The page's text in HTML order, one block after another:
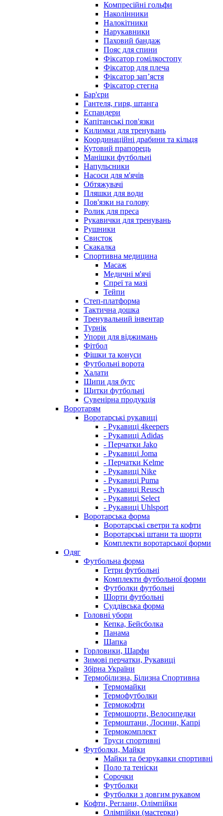
Компресійні гольфи
Наколінники
Налокітники
Нарукавники
Паховий бандаж
Пояс для спини
Фіксатор гомілкостопу
Фіксатор для плеча
Фіксатор запʼястя
Фіксатор стегна
Бар'єри
Гантеля, гиря, штанга
Еспандери
Капітанські пов'язки
Килимки для тренувань
Координаційні драбини та кільця
Кутовий прапорець
Манішки футбольні
Напульсники
Насоси для м'ячів
Обтяжувачі
Пляшки для води
Пов'язки на голову
Ролик для преса
Рукавички для тренувань
Рушники
Свисток
Скакалка
Спортивна медицина
Масаж
Медичні м'ячі
Спреї та мазі
Тейпи
Степ-платформа
Тактична дошка
Тренувальний інвентар
Турнік
Упори для віджимань
Фітбол
Фішки та конуси
Футбольні ворота
Халати
Шипи для бутс
Щитки футбольні
Сувенірна продукція
Воротарям
Воротарські рукавиці
- Рукавиці 4keepers
- Рукавиці Adidas
- Перчатки Jako
- Рукавиці Joma
- Перчатки Kelme
- Рукавиці Nike
- Рукавиці Puma
- Рукавиці Reusch
- Рукавиці Select
- Рукавиці Uhlsport
Воротарська форма
Воротарські светри та кофти
Воротарські штани та шорти
Комплекти воротарської форми
Одяг
Футбольна форма
Гетри футбольні
Комплекти футбольної форми
Футболки футбольні
Шорти футбольні
Суддівська форма
Головні убори
Кепка, Бейсболка
Панама
Шапка
Горловики, Шарфи
Зимові перчатки, Рукавиці
Збірна України
Термобілизна, Білизна Спортивна
Термомайки
Термофутболки
Термокофти
Термошорти, Велосипедки
Термоштани, Лосини, Капрі
Термокомплект
Труси спортивні
Футболки, Майки
Майки та безрукавки спортивні
Поло та теніски
Сорочки
Футболки
Футболки з довгим рукавом
Кофти, Реглани, Олімпійки
Олімпійки (мастерки)